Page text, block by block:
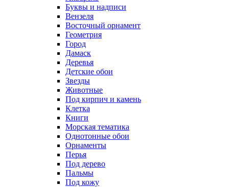
Буквы и надписи
Вензеля
Восточный орнамент
Геометрия
Город
Дамаск
Деревья
Детские обои
Звезды
Животные
Под кирпич и камень
Клетка
Книги
Морская тематика
Однотонные обои
Орнаменты
Перья
Под дерево
Пальмы
Под кожу